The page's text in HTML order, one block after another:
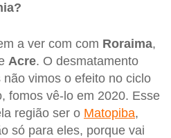
a ver com com Roraima,
Acre. O desmatamento
vimos o efeito no ciclo
fomos vê-lo em 2020. Esse
região ser o Matopiba,
só para eles, porque vai